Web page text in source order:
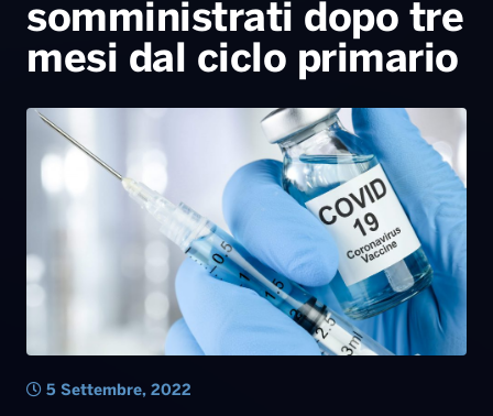
somministrati dopo tre
mesi dal ciclo primario
5 Settembre, 2022